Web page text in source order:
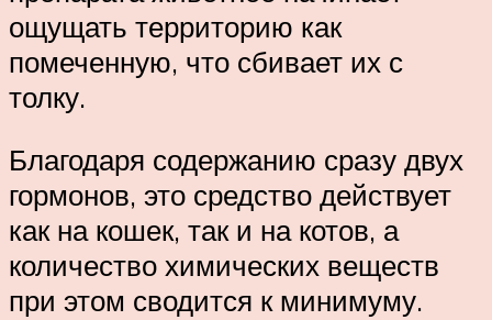
ощущать территорию как
помеченную, что сбивает их с
толку.
Благодаря содержанию сразу двух
гормонов, это средство действует
как на кошек, так и на котов, а
количество химических веществ
при этом сводится к минимуму.